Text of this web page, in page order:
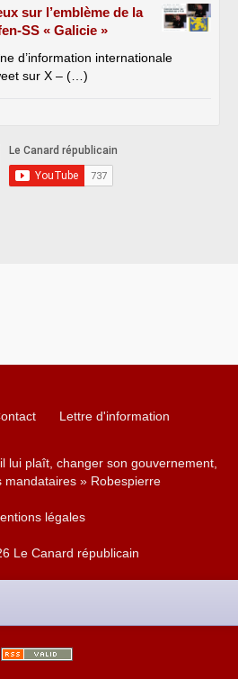
sur l’emblème de la
SS « Galicie »
d’information internationale
sur X – (…)
Lettre d'information
lui plaît, changer son gouvernement,
mandataires » Robespierre
légales
Le Canard républicain